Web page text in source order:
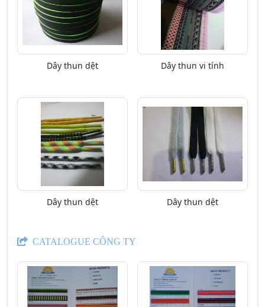
Dây thun dệt Dây thun vi tính
Dây thun dệt Dây thun dệt
CATALOGUE CÔNG TY